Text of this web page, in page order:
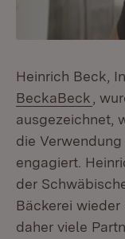
Heinrich Beck,
BeckaBeck ,
ausgezeichnet,
die
engagiert.
der
Bäckerei
daher viele